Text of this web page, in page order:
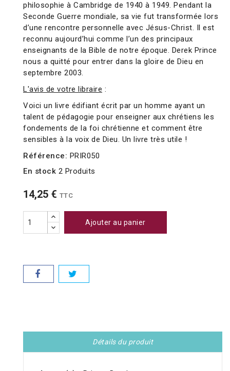
philosophie à Cambridge de 1940 à 1949. Pendant la
Seconde Guerre mondiale, sa vie fut transformée lors
d’une rencontre personnelle avec Jésus-Christ. Il est
reconnu aujourd’hui comme l’un des principaux
enseignants de la Bible de notre époque. Derek Prince
nous a quitté pour entrer dans la gloire de Dieu en
septembre 2003.
L'avis de votre libraire :
Voici un livre édifiant écrit par un homme ayant un
talent de pédagogie pour enseigner aux chrétiens les
fondements de la foi chrétienne et comment être
sensibles à la voix de Dieu. Un livre très utile !
Référence: PRIR050
En stock 2 Produits
14,25 € TTC
Ajouter au panier
Détails du produit